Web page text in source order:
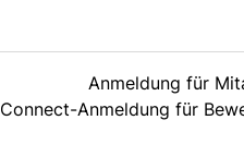
Anmeldung für
Connect-Anmeldung für